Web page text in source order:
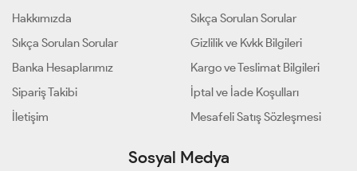
Hakkımızda
Sıkça Sorulan Sorular
Banka Hesaplarımız
Sipariş Takibi
İletişim
Sıkça Sorulan Sorular
Gizlilik ve Kvkk Bilgileri
Kargo ve Teslimat Bilgileri
İptal ve İade Koşulları
Mesafeli Satış Sözleşmesi
Sosyal Medya